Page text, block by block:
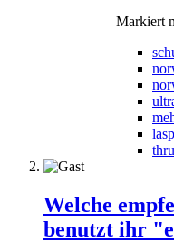
Markiert
Welche
benutzt ihr